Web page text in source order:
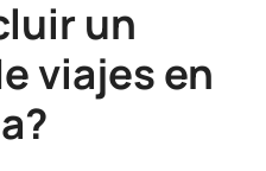
un
viajes en